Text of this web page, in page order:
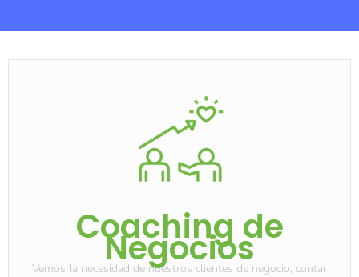
Coaching de
Negocios
Vemos la necesidad de nuestros clientes de negocio, contar